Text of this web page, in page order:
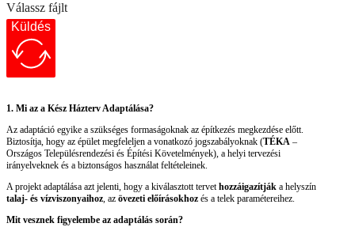
Válassz fájlt
Küldés
1. Mi az a Kész Házterv Adaptálása?
Az adaptáció egyike a szükséges formaságoknak az építkezés megkezdése előtt.
Biztosítja, hogy az épület megfeleljen a vonatkozó jogszabályoknak (TÉKA –
Országos Településrendezési és Építési Követelmények), a helyi tervezési
irányelveknek és a biztonságos használat feltételeinek.
A projekt adaptálása azt jelenti, hogy a kiválasztott tervethozzáigazítják a helyszín
talaj- és vízviszonyaihoz, az övezeti előírásokhoz és a telek paramétereihez.
Mit vesznek figyelembe az adaptálás során?